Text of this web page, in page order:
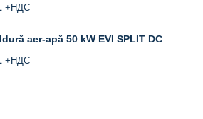
+НДС
aer‑apă 50 kW EVI SPLIT DC
+НДС